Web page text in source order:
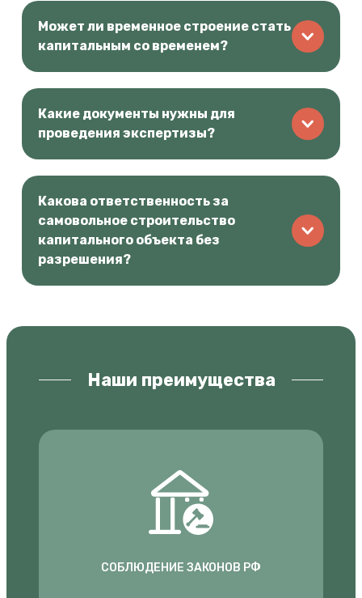
Может ли временное строение стать
капитальным со временем?
Какие документы нужны для
проведения экспертизы?
Какова ответственность за
самовольное строительство
капитального объекта без
разрешения?
Наши преимущества
СОБЛЮДЕНИЕ ЗАКОНОВ РФ